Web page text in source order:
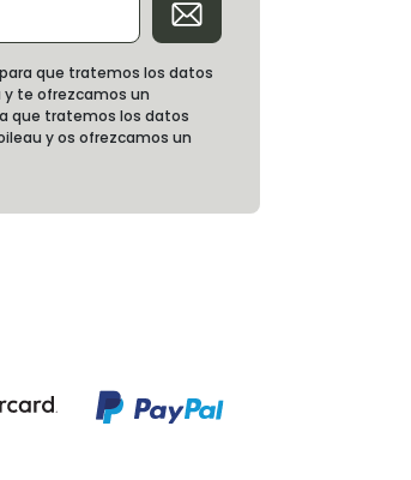
que tratemos los datos
te ofrezcamos un
que tratemos los datos
y os ofrezcamos un